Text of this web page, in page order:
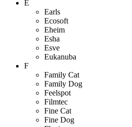
E
Earls
Ecosoft
Eheim
Esha
Esve
Eukanuba
F
Family Cat
Family Dog
Feelspot
Filmtec
Fine Cat
Fine Dog